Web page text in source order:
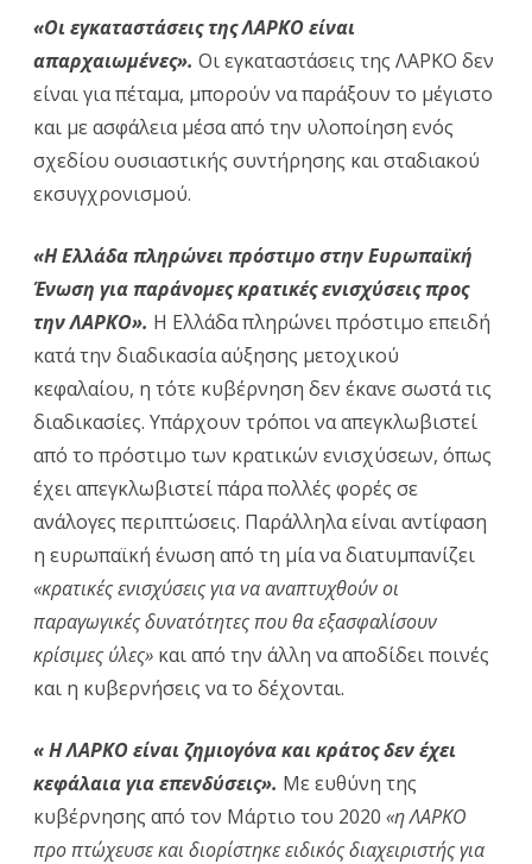
«Οι εγκαταστάσεις της ΛΑΡΚΟ είναι
απαρχαιωμένες». Οι εγκαταστάσεις της ΛΑΡΚΟ δεν
είναι για πέταμα, μπορούν να παράξουν το μέγιστο
και με ασφάλεια μέσα από την υλοποίηση ενός
σχεδίου ουσιαστικής συντήρησης και σταδιακού
εκσυγχρονισμού.
«Η Ελλάδα πληρώνει πρόστιμο στην Ευρωπαϊκή
Ένωση για παράνομες κρατικές ενισχύσεις προς
την ΛΑΡΚΟ». Η Ελλάδα πληρώνει πρόστιμο επειδή
κατά την διαδικασία αύξησης μετοχικού
κεφαλαίου, η τότε κυβέρνηση δεν έκανε σωστά τις
διαδικασίες. Υπάρχουν τρόποι να απεγκλωβιστεί
από το πρόστιμο των κρατικών ενισχύσεων, όπως
έχει απεγκλωβιστεί πάρα πολλές φορές σε
ανάλογες περιπτώσεις. Παράλληλα είναι αντίφαση
η ευρωπαϊκή ένωση από τη μία να διατυμπανίζει
«κρατικές ενισχύσεις για να αναπτυχθούν οι
παραγωγικές δυνατότητες που θα εξασφαλίσουν
κρίσιμες ύλες» και από την άλλη να αποδίδει ποινές
και η κυβερνήσεις να το δέχονται.
« Η ΛΑΡΚΟ είναι ζημιογόνα και κράτος δεν έχει
κεφάλαια για επενδύσεις». Με ευθύνη της
κυβέρνησης από τον Μάρτιο του 2020 «η ΛΑΡΚΟ
προ πτώχευσε και διορίστηκε ειδικός διαχειριστής για